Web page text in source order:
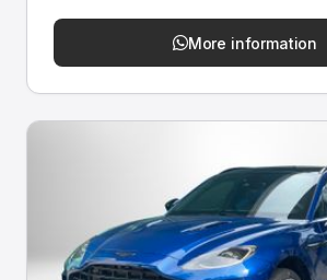
More information